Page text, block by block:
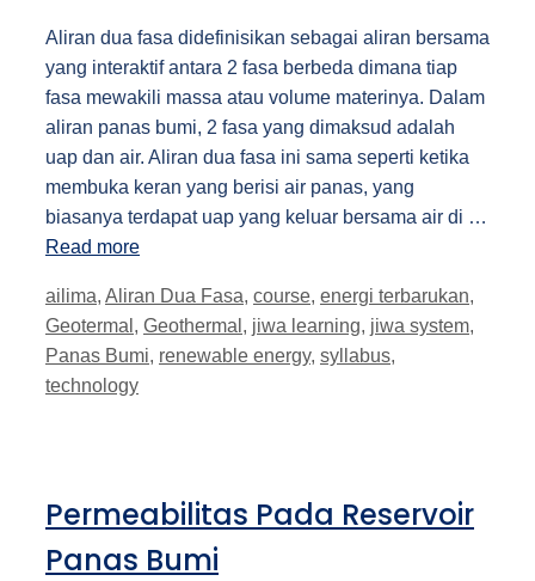
Aliran dua fasa didefinisikan sebagai aliran bersama
yang interaktif antara 2 fasa berbeda dimana tiap
fasa mewakili massa atau volume materinya. Dalam
aliran panas bumi, 2 fasa yang dimaksud adalah
uap dan air. Aliran dua fasa ini sama seperti ketika
membuka keran yang berisi air panas, yang
biasanya terdapat uap yang keluar bersama air di …
Read more
Tags
ailima, Aliran Dua Fasa, course, energi terbarukan,
Geotermal , Geothermal , jiwa learning, jiwa system,
Panas Bumi, renewable energy, syllabus,
technology
Permeabilitas Pada Reservoir
Panas Bumi